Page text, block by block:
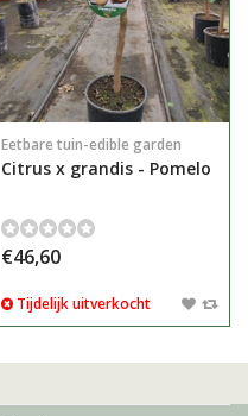
Eetbare tuin-edible garden
Citrus x grandis - Pomelo
€46,60
Tijdelijk uitverkocht